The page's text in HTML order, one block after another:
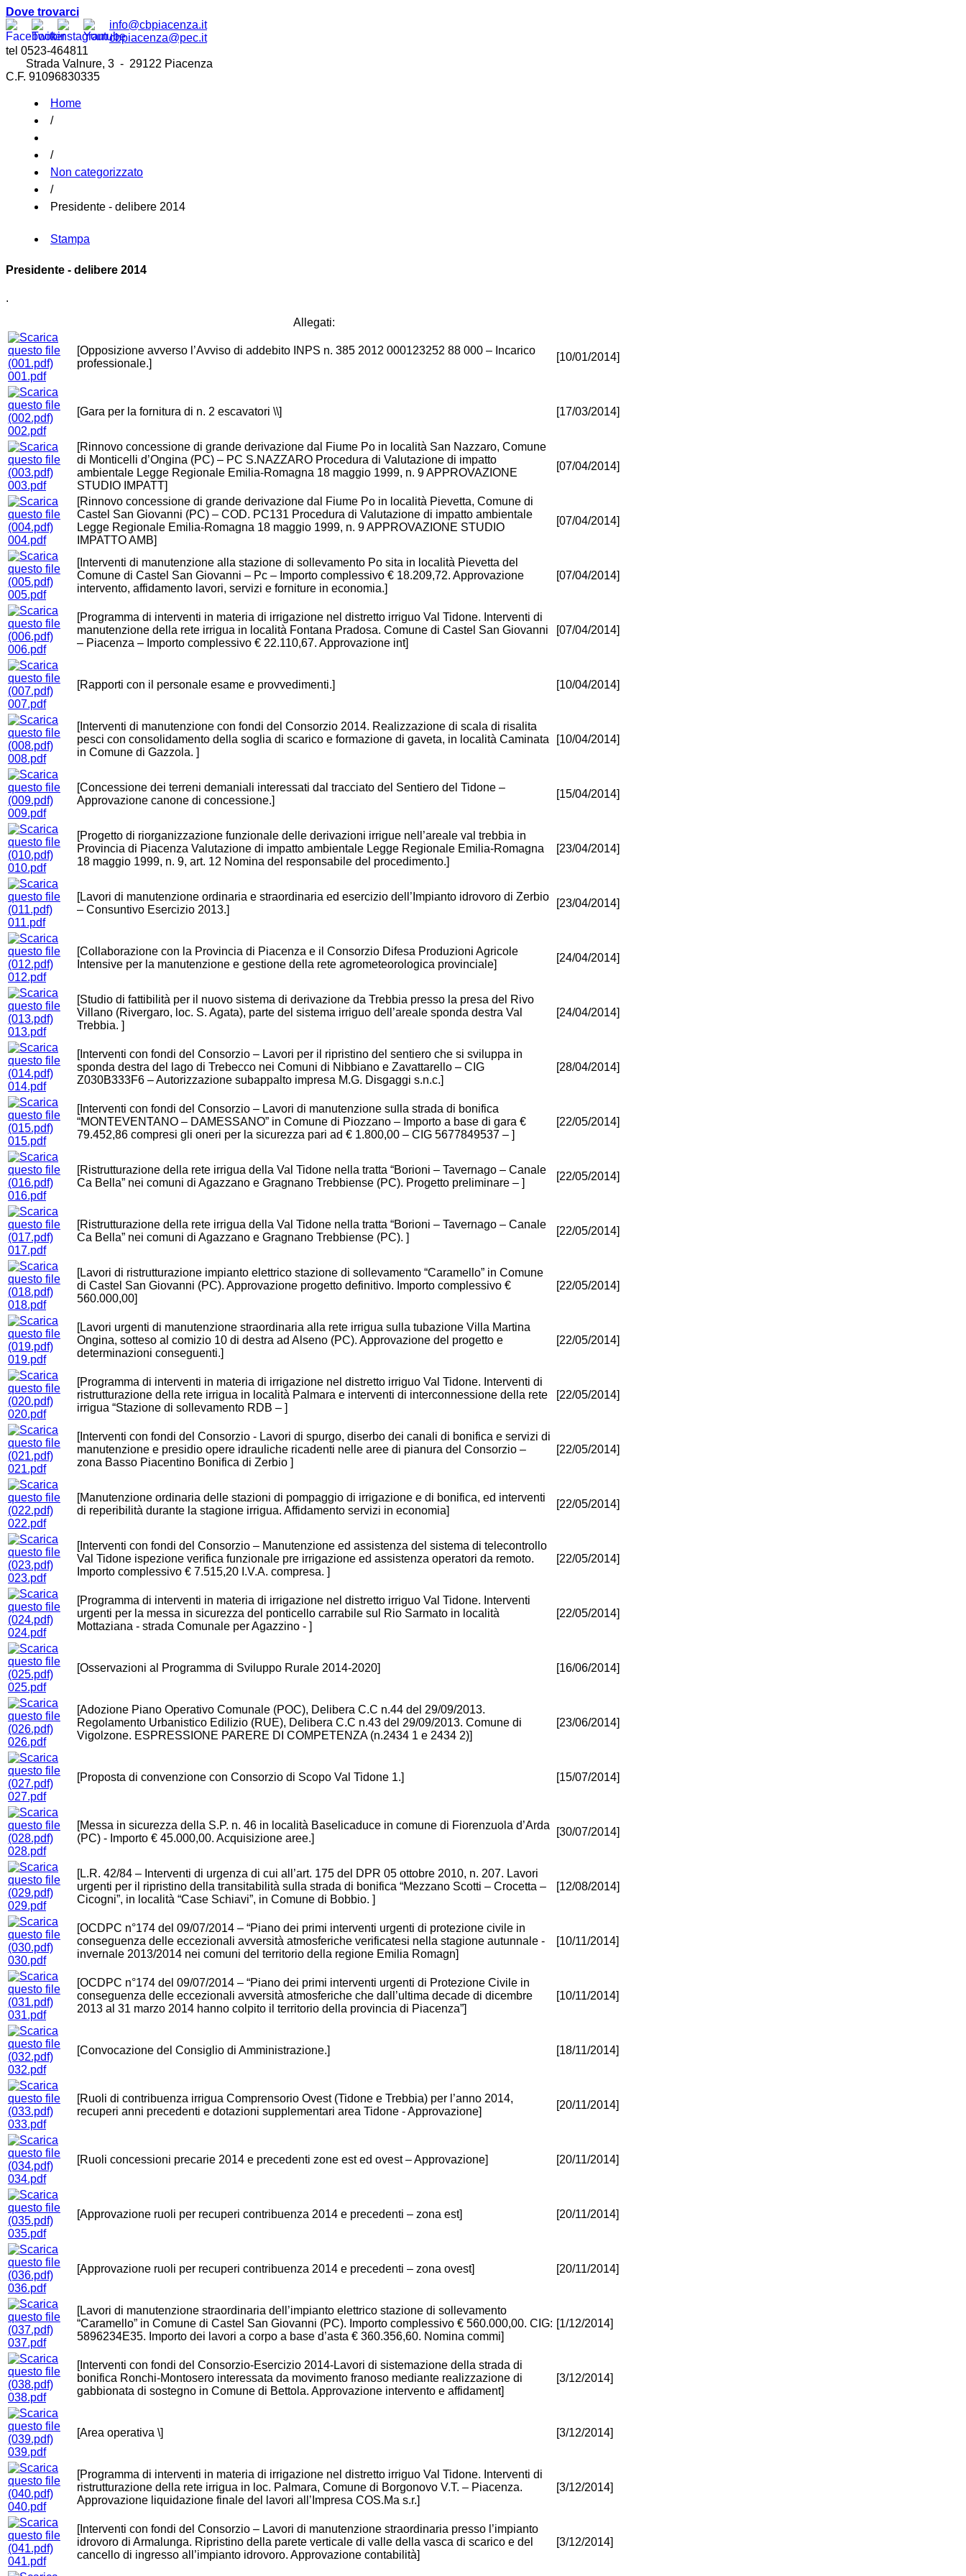
Dove trovarci
info@cbpiacenza.it
cbpiacenza@pec.it
tel 0523-464811
Strada Valnure, 3 - 29122 Piacenza
C.F. 91096830335
Home
/
/
Non categorizzato
/
Presidente - delibere 2014
Stampa
Presidente - delibere 2014
.
Allegati:
001.pdf
[Opposizione avverso l’Avviso di addebito INPS n. 385 2012 000123252 88 000 – Incarico
professionale.]
[10/01/2014]
002.pdf
[Gara per la fornitura di n. 2 escavatori \\] [17/03/2014]
003.pdf
[Rinnovo concessione di grande derivazione dal Fiume Po in località San Nazzaro, Comune
di Monticelli d’Ongina (PC) – PC S.NAZZARO Procedura di Valutazione di impatto
ambientale Legge Regionale Emilia-Romagna 18 maggio 1999, n. 9 APPROVAZIONE
STUDIO IMPATT]
[07/04/2014]
004.pdf
[Rinnovo concessione di grande derivazione dal Fiume Po in località Pievetta, Comune di
Castel San Giovanni (PC) – COD. PC131 Procedura di Valutazione di impatto ambientale
Legge Regionale Emilia-Romagna 18 maggio 1999, n. 9 APPROVAZIONE STUDIO
IMPATTO AMB]
[07/04/2014]
005.pdf
[Interventi di manutenzione alla stazione di sollevamento Po sita in località Pievetta del
Comune di Castel San Giovanni – Pc – Importo complessivo € 18.209,72. Approvazione
intervento, affidamento lavori, servizi e forniture in economia.]
[07/04/2014]
006.pdf
[Programma di interventi in materia di irrigazione nel distretto irriguo Val Tidone. Interventi di
manutenzione della rete irrigua in località Fontana Pradosa. Comune di Castel San Giovanni
– Piacenza – Importo complessivo € 22.110,67. Approvazione int]
[07/04/2014]
007.pdf
[Rapporti con il personale esame e provvedimenti.] [10/04/2014]
008.pdf
[Interventi di manutenzione con fondi del Consorzio 2014. Realizzazione di scala di risalita
pesci con consolidamento della soglia di scarico e formazione di gaveta, in località Caminata
in Comune di Gazzola. ]
[10/04/2014]
009.pdf
[Concessione dei terreni demaniali interessati dal tracciato del Sentiero del Tidone –
Approvazione canone di concessione.]
[15/04/2014]
010.pdf
[Progetto di riorganizzazione funzionale delle derivazioni irrigue nell’areale val trebbia in
Provincia di Piacenza Valutazione di impatto ambientale Legge Regionale Emilia-Romagna
18 maggio 1999, n. 9, art. 12 Nomina del responsabile del procedimento.]
[23/04/2014]
011.pdf
[Lavori di manutenzione ordinaria e straordinaria ed esercizio dell’Impianto idrovoro di Zerbio
– Consuntivo Esercizio 2013.]
[23/04/2014]
012.pdf
[Collaborazione con la Provincia di Piacenza e il Consorzio Difesa Produzioni Agricole
Intensive per la manutenzione e gestione della rete agrometeorologica provinciale]
[24/04/2014]
013.pdf
[Studio di fattibilità per il nuovo sistema di derivazione da Trebbia presso la presa del Rivo
Villano (Rivergaro, loc. S. Agata), parte del sistema irriguo dell’areale sponda destra Val
Trebbia. ]
[24/04/2014]
014.pdf
[Interventi con fondi del Consorzio – Lavori per il ripristino del sentiero che si sviluppa in
sponda destra del lago di Trebecco nei Comuni di Nibbiano e Zavattarello – CIG
Z030B333F6 – Autorizzazione subappalto impresa M.G. Disgaggi s.n.c.]
[28/04/2014]
015.pdf
[Interventi con fondi del Consorzio – Lavori di manutenzione sulla strada di bonifica
“MONTEVENTANO – DAMESSANO” in Comune di Piozzano – Importo a base di gara €
79.452,86 compresi gli oneri per la sicurezza pari ad € 1.800,00 – CIG 5677849537 – ]
[22/05/2014]
016.pdf
[Ristrutturazione della rete irrigua della Val Tidone nella tratta “Borioni – Tavernago – Canale
Ca Bella” nei comuni di Agazzano e Gragnano Trebbiense (PC). Progetto preliminare – ]
[22/05/2014]
017.pdf
[Ristrutturazione della rete irrigua della Val Tidone nella tratta “Borioni – Tavernago – Canale
Ca Bella” nei comuni di Agazzano e Gragnano Trebbiense (PC). ]
[22/05/2014]
018.pdf
[Lavori di ristrutturazione impianto elettrico stazione di sollevamento “Caramello” in Comune
di Castel San Giovanni (PC). Approvazione progetto definitivo. Importo complessivo €
560.000,00]
[22/05/2014]
019.pdf
[Lavori urgenti di manutenzione straordinaria alla rete irrigua sulla tubazione Villa Martina
Ongina, sotteso al comizio 10 di destra ad Alseno (PC). Approvazione del progetto e
determinazioni conseguenti.]
[22/05/2014]
020.pdf
[Programma di interventi in materia di irrigazione nel distretto irriguo Val Tidone. Interventi di
ristrutturazione della rete irrigua in località Palmara e interventi di interconnessione della rete
irrigua “Stazione di sollevamento RDB – ]
[22/05/2014]
021.pdf
[Interventi con fondi del Consorzio - Lavori di spurgo, diserbo dei canali di bonifica e servizi di
manutenzione e presidio opere idrauliche ricadenti nelle aree di pianura del Consorzio –
zona Basso Piacentino Bonifica di Zerbio ]
[22/05/2014]
022.pdf
[Manutenzione ordinaria delle stazioni di pompaggio di irrigazione e di bonifica, ed interventi
di reperibilità durante la stagione irrigua. Affidamento servizi in economia]
[22/05/2014]
023.pdf
[Interventi con fondi del Consorzio – Manutenzione ed assistenza del sistema di telecontrollo
Val Tidone ispezione verifica funzionale pre irrigazione ed assistenza operatori da remoto.
Importo complessivo € 7.515,20 I.V.A. compresa. ]
[22/05/2014]
024.pdf
[Programma di interventi in materia di irrigazione nel distretto irriguo Val Tidone. Interventi
urgenti per la messa in sicurezza del ponticello carrabile sul Rio Sarmato in località
Mottaziana - strada Comunale per Agazzino - ]
[22/05/2014]
025.pdf
[Osservazioni al Programma di Sviluppo Rurale 2014-2020] [16/06/2014]
026.pdf
[Adozione Piano Operativo Comunale (POC), Delibera C.C n.44 del 29/09/2013.
Regolamento Urbanistico Edilizio (RUE), Delibera C.C n.43 del 29/09/2013. Comune di
Vigolzone. ESPRESSIONE PARERE DI COMPETENZA (n.2434 1 e 2434 2)]
[23/06/2014]
027.pdf
[Proposta di convenzione con Consorzio di Scopo Val Tidone 1.] [15/07/2014]
028.pdf
[Messa in sicurezza della S.P. n. 46 in località Baselicaduce in comune di Fiorenzuola d’Arda
(PC) - Importo € 45.000,00. Acquisizione aree.]
[30/07/2014]
029.pdf
[L.R. 42/84 – Interventi di urgenza di cui all’art. 175 del DPR 05 ottobre 2010, n. 207. Lavori
urgenti per il ripristino della transitabilità sulla strada di bonifica “Mezzano Scotti – Crocetta –
Cicogni”, in località “Case Schiavi”, in Comune di Bobbio. ]
[12/08/2014]
030.pdf
[OCDPC n°174 del 09/07/2014 – “Piano dei primi interventi urgenti di protezione civile in
conseguenza delle eccezionali avversità atmosferiche verificatesi nella stagione autunnale -
invernale 2013/2014 nei comuni del territorio della regione Emilia Romagn]
[10/11/2014]
031.pdf
[OCDPC n°174 del 09/07/2014 – “Piano dei primi interventi urgenti di Protezione Civile in
conseguenza delle eccezionali avversità atmosferiche che dall’ultima decade di dicembre
2013 al 31 marzo 2014 hanno colpito il territorio della provincia di Piacenza”]
[10/11/2014]
032.pdf
[Convocazione del Consiglio di Amministrazione.] [18/11/2014]
033.pdf
[Ruoli di contribuenza irrigua Comprensorio Ovest (Tidone e Trebbia) per l’anno 2014,
recuperi anni precedenti e dotazioni supplementari area Tidone - Approvazione]
[20/11/2014]
034.pdf
[Ruoli concessioni precarie 2014 e precedenti zone est ed ovest – Approvazione] [20/11/2014]
035.pdf
[Approvazione ruoli per recuperi contribuenza 2014 e precedenti – zona est] [20/11/2014]
036.pdf
[Approvazione ruoli per recuperi contribuenza 2014 e precedenti – zona ovest] [20/11/2014]
037.pdf
[Lavori di manutenzione straordinaria dell’impianto elettrico stazione di sollevamento
“Caramello” in Comune di Castel San Giovanni (PC). Importo complessivo € 560.000,00. CIG:
5896234E35. Importo dei lavori a corpo a base d’asta € 360.356,60. Nomina commi]
[1/12/2014]
038.pdf
[Interventi con fondi del Consorzio-Esercizio 2014-Lavori di sistemazione della strada di
bonifica Ronchi-Montosero interessata da movimento franoso mediante realizzazione di
gabbionata di sostegno in Comune di Bettola. Approvazione intervento e affidament]
[3/12/2014]
039.pdf
[Area operativa \] [3/12/2014]
040.pdf
[Programma di interventi in materia di irrigazione nel distretto irriguo Val Tidone. Interventi di
ristrutturazione della rete irrigua in loc. Palmara, Comune di Borgonovo V.T. – Piacenza.
Approvazione liquidazione finale del lavori all’Impresa COS.Ma s.r.]
[3/12/2014]
041.pdf
[Interventi con fondi del Consorzio – Lavori di manutenzione straordinaria presso l’impianto
idrovoro di Armalunga. Ripristino della parete verticale di valle della vasca di scarico e del
cancello di ingresso all’impianto idrovoro. Approvazione contabilità]
[3/12/2014]